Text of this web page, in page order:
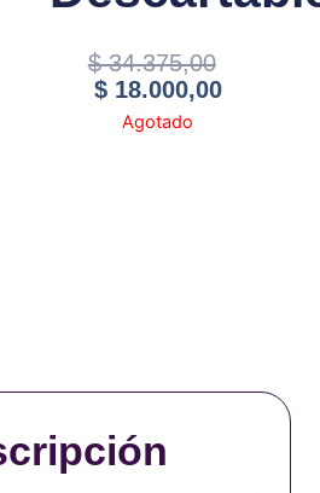
$34.375,00
$18.000,00Price
Agotado